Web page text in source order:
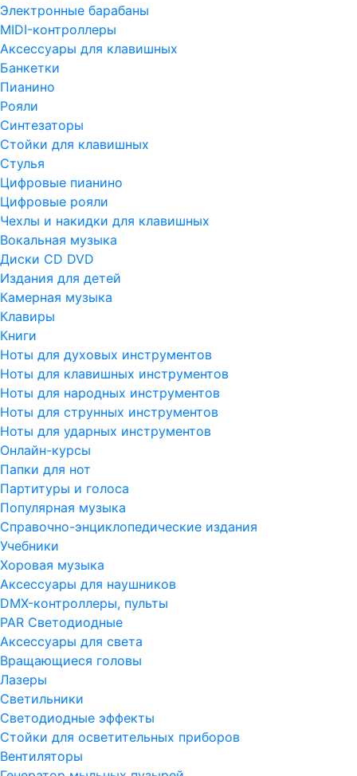
Электронные барабаны
MIDI-контроллеры
Аксессуары для клавишных
Банкетки
Пианино
Рояли
Синтезаторы
Стойки для клавишных
Стулья
Цифровые пианино
Цифровые рояли
Чехлы и накидки для клавишных
Вокальная музыка
Диски CD DVD
Издания для детей
Камерная музыка
Клавиры
Книги
Ноты для духовых инструментов
Ноты для клавишных инструментов
Ноты для народных инструментов
Ноты для струнных инструментов
Ноты для ударных инструментов
Онлайн-курсы
Папки для нот
Партитуры и голоса
Популярная музыка
Справочно-энциклопедические издания
Учебники
Хоровая музыка
Аксессуары для наушников
DMX-контроллеры, пульты
PAR Светодиодные
Аксессуары для света
Вращающиеся головы
Лазеры
Светильники
Светодиодные эффекты
Стойки для осветительных приборов
Вентиляторы